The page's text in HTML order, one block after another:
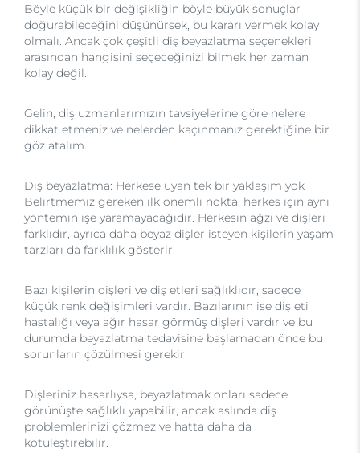
Böyle küçük bir değişikliğin böyle büyük sonuçlar
doğurabileceğini düşünürsek, bu kararı vermek kolay
olmalı. Ancak çok çeşitli diş beyazlatma seçenekleri
arasından hangisini seçeceğinizi bilmek her zaman
kolay değil.
Gelin, diş uzmanlarımızın tavsiyelerine göre nelere
dikkat etmeniz ve nelerden kaçınmanız gerektiğine bir
göz atalım.
Diş beyazlatma: Herkese uyan tek bir yaklaşım yok
Belirtmemiz gereken ilk önemli nokta, herkes için aynı
yöntemin işe yaramayacağıdır. Herkesin ağzı ve dişleri
farklıdır, ayrıca daha beyaz dişler isteyen kişilerin yaşam
tarzları da farklılık gösterir.
Bazı kişilerin dişleri ve diş etleri sağlıklıdır, sadece
küçük renk değişimleri vardır. Bazılarının ise diş eti
hastalığı veya ağır hasar görmüş dişleri vardır ve bu
durumda beyazlatma tedavisine başlamadan önce bu
sorunların çözülmesi gerekir.
Dişleriniz hasarlıysa, beyazlatmak onları sadece
görünüşte sağlıklı yapabilir, ancak aslında diş
problemlerinizi çözmez ve hatta daha da
kötüleştirebilir.